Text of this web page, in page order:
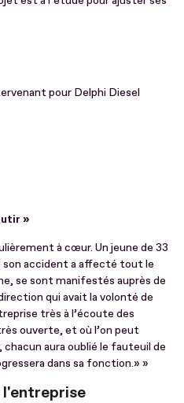
pour Delphi Diesel
»
à cœur. Un jeune de 33
son accident a affecté tout le
se sont manifestés auprès de
qui avait la volonté de
très à l’écoute des
ouverte, et où l’on peut
chacun aura oublié le fauteuil de
dans sa fonction.» »